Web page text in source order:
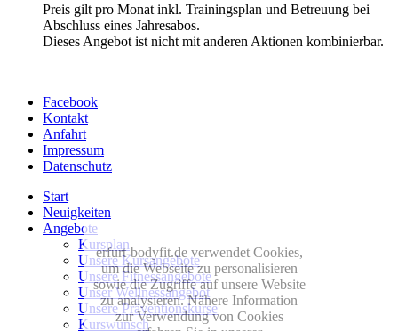
Preis gilt pro Monat inkl. Trainingsplan und Betreuung bei
Abschluss eines Jahresabos.
Dieses Angebot ist nicht mit anderen Aktionen kombinierbar.
Facebook
Kontakt
Anfahrt
Impressum
Datenschutz
Start
Neuigkeiten
Angebote
Kursplan
Unsere Kursangebote
Unsere Fitnessangebote
Unser Wellnessangebot
Unsere Präventionskurse
Kurswunsch
erfurt-bodyfit.de verwendet Cookies,
um die Webseite zu personalisieren
sowie die Zugriffe auf unsere Website
zu analysieren. Nähere Information
zur Verwendung von Cookies